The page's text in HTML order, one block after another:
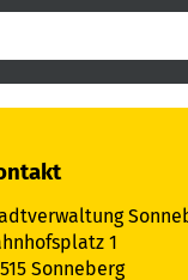
1
Sonneberg